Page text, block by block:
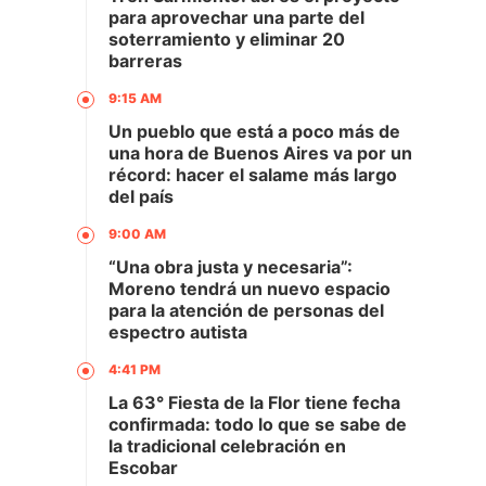
para aprovechar una parte del
soterramiento y eliminar 20
barreras
9:15 AM
Un pueblo que está a poco más de
una hora de Buenos Aires va por un
récord: hacer el salame más largo
del país
9:00 AM
“Una obra justa y necesaria”:
Moreno tendrá un nuevo espacio
para la atención de personas del
espectro autista
4:41 PM
La 63° Fiesta de la Flor tiene fecha
confirmada: todo lo que se sabe de
la tradicional celebración en
Escobar